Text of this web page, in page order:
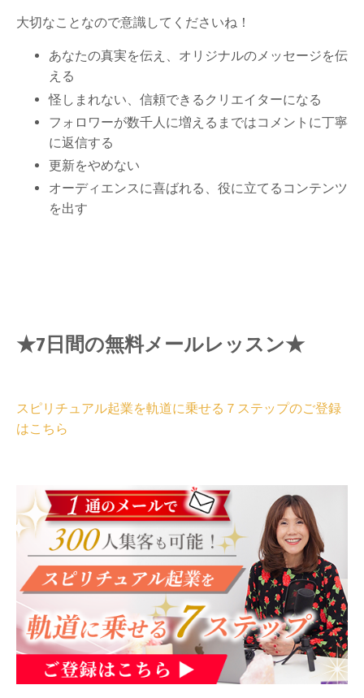
大切なことなので意識してくださいね！
あなたの真実を伝え、オリジナルのメッセージを伝
える
怪しまれない、信頼できるクリエイターになる
フォロワーが数千人に増えるまではコメントに丁寧
に返信する
更新をやめない
オーディエンスに喜ばれる、役に立てるコンテンツ
を出す
★7日間の無料メールレッスン★
スピリチュアル起業を軌道に乗せる７ステップのご登録
はこちら